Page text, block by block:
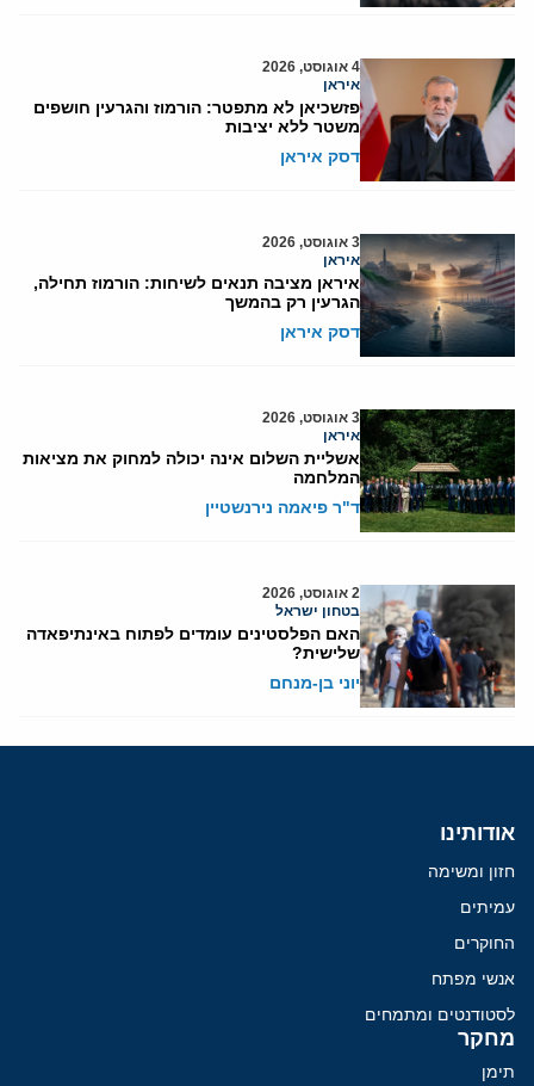
4 אוגוסט, 2026
איראן
פזשכיאן לא מתפטר: הורמוז והגרעין חושפים
משטר ללא יציבות
דסק איראן
3 אוגוסט, 2026
איראן
איראן מציבה תנאים לשיחות: הורמוז תחילה,
הגרעין רק בהמשך
דסק איראן
3 אוגוסט, 2026
איראן
אשליית השלום אינה יכולה למחוק את מציאות
המלחמה
ד"ר פיאמה נירנשטיין
2 אוגוסט, 2026
בטחון ישראל
האם הפלסטינים עומדים לפתוח באינתיפאדה
שלישית?
יוני בן-מנחם
אודותינו
חזון ומשימה
עמיתים
החוקרים
אנשי מפתח
לסטודנטים ומתמחים
מחקר
תימן